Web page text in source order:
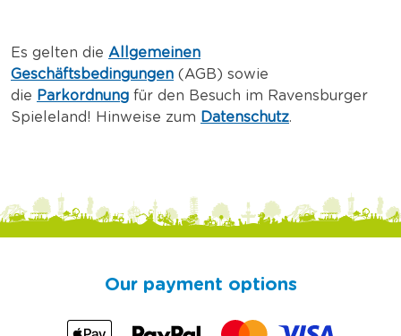
Es gelten die Allgemeinen
Geschäftsbedingungen (AGB) sowie
die Parkordnung für den Besuch im Ravensburger
Spieleland! Hinweise zum Datenschutz.
Our payment options